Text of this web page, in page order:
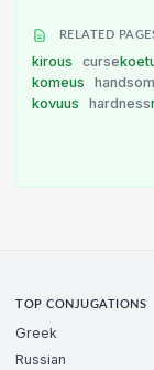
RELATED
kirous curse
komeus
kovuus
hardness
TOP CONJUGATIONS
Greek
Russian